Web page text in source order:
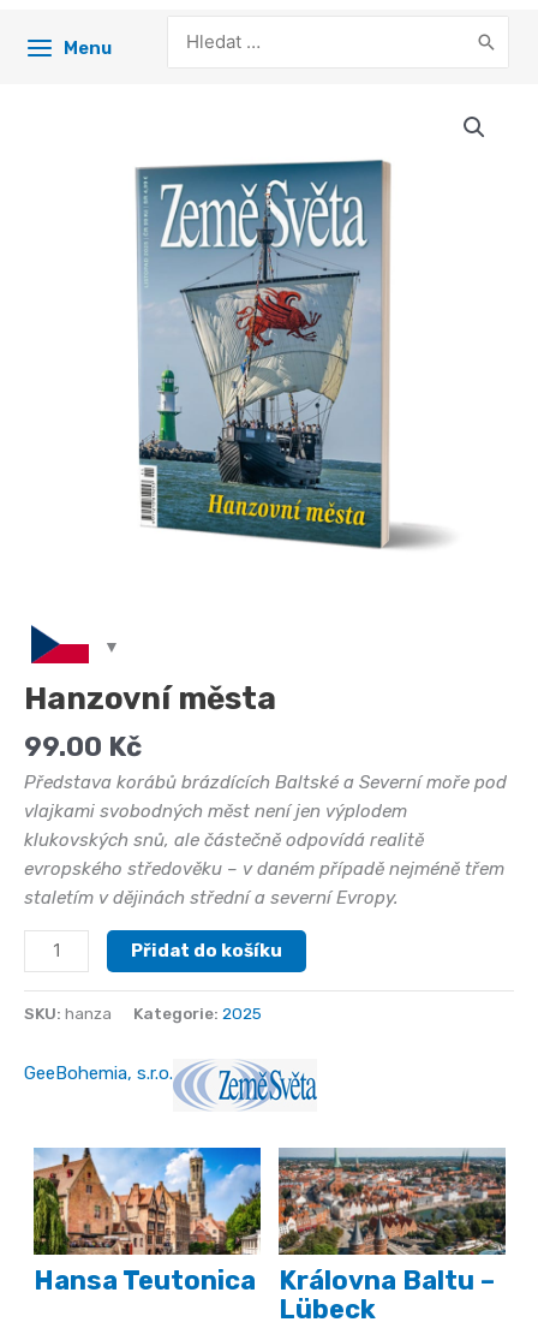
Menu
for:
Hanzovní města
99.00 Kč
Představa korábů brázdících Baltské a Severní moře pod
vlajkami svobodných měst není jen výplodem
klukovských snů, ale částečně odpovídá realitě
evropského středověku – v daném případě nejméně třem
staletím v dějinách střední a severní Evropy.
Hanzovní
města
Přidat do košíku
SKU: hanza Kategorie: 2025
GeeBohemia, s.r.o.
Hansa Teutonica
Královna Baltu –
Lübeck